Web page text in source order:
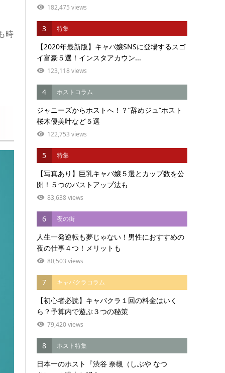
時
182,475 views
3 特集
【2020年最新版】キャバ嬢SNSに登場するスゴ
イ富豪５選！インスタアカウン...
123,118 views
4 ホストコラム
ジャニーズからホストへ！？”辞めジュ”ホスト
桜木優美叶など５選
122,753 views
5 特集
【写真あり】巨乳キャバ嬢５選とカップ数を公
開！５つのバストアップ法も
83,638 views
6 夜の街
人生一発逆転も夢じゃない！男性におすすめの
夜の仕事４つ！メリットも
80,503 views
7 キャバクラコラム
【初心者必読】キャバクラ１回の料金はいく
ら？予算内で遊ぶ３つの秘策
79,420 views
8 ホスト特集
日本一のホスト『渋谷 奈槻（しぶや なつ